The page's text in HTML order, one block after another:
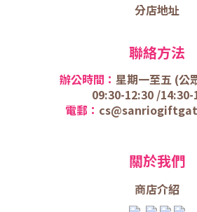
分店地址
聯絡方法
辦公時間： 星期一至五 (公
09:30-12:30 /
電郵：
關於我們
商店介紹